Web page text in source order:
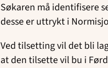
Søkaren må identifisere
desse er uttrykt i
Ved tilsetting vil det bli
at den tilsette vil bu i